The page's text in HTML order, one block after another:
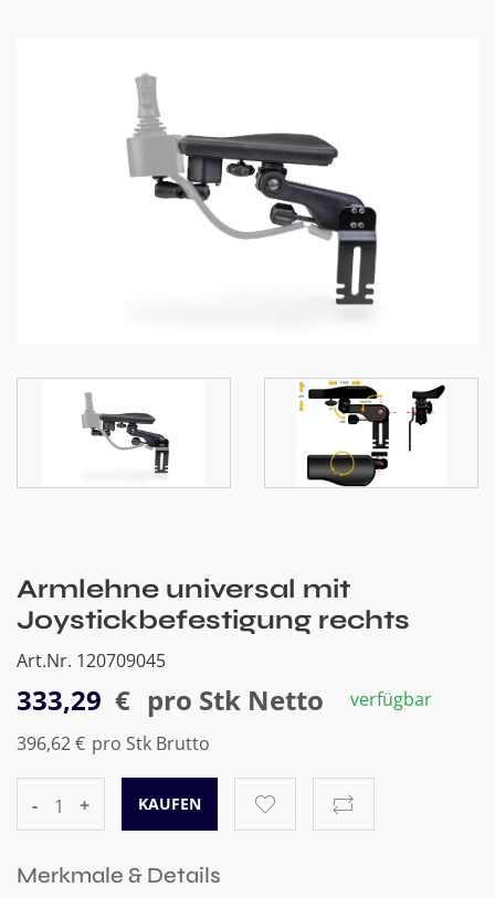
Armlehne universal mit
Joystickbefestigung rechts
Art.Nr. 120709045
333,29 € pro Stk Netto
verfügbar
396,62 € pro Stk Brutto
- +
Merkmale & Details